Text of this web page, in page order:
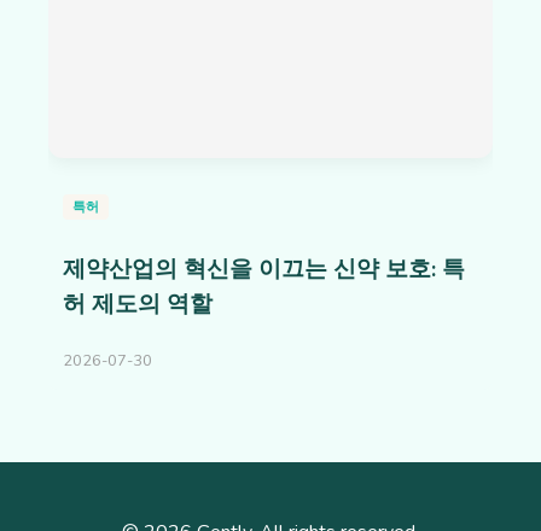
특허
제약산업의 혁신을 이끄는 신약 보호: 특
허 제도의 역할
2026-07-30